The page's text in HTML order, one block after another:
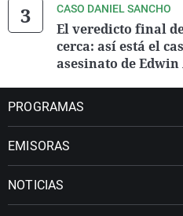
CASO DANIEL SANCHO
El veredicto final
cerca: así está el
asesinato de
PROGRAMAS
EMISORAS
NOTICIAS